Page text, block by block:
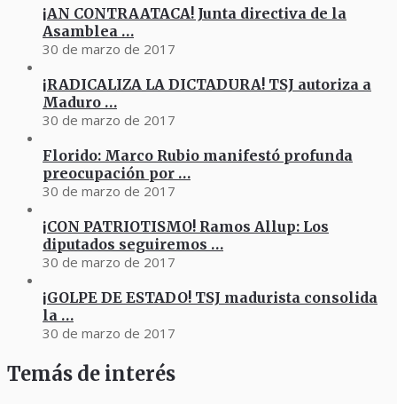
¡AN CONTRAATACA! Junta directiva de la
Asamblea …
30 de marzo de 2017
¡RADICALIZA LA DICTADURA! TSJ autoriza a
Maduro …
30 de marzo de 2017
Florido: Marco Rubio manifestó profunda
preocupación por …
30 de marzo de 2017
¡CON PATRIOTISMO! Ramos Allup: Los
diputados seguiremos …
30 de marzo de 2017
¡GOLPE DE ESTADO! TSJ madurista consolida
la …
30 de marzo de 2017
Temás de interés